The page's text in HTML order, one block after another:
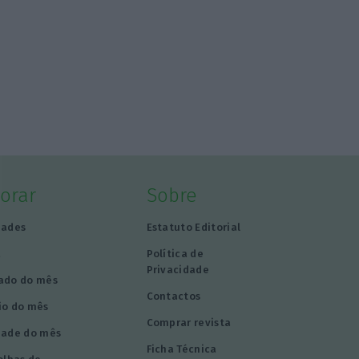
do mês
do mês
do mês
Sobre
Estatuto Editorial
Política de
Privacidade
Contactos
Comprar revista
Ficha Técnica